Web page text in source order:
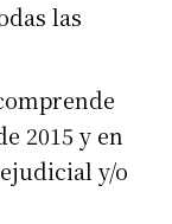
las
2015 y en
y/o